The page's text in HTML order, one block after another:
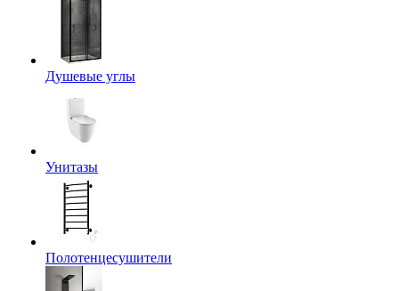
Душевые углы
Унитазы
Полотенцесушители